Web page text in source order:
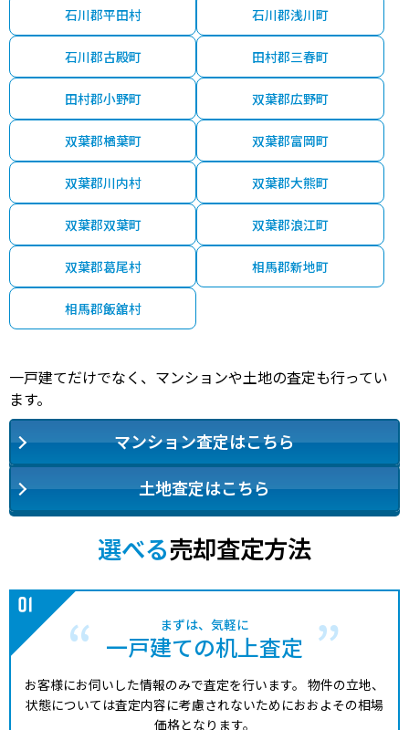
石川郡平田村 石川郡浅川町
石川郡古殿町 田村郡三春町
田村郡小野町 双葉郡広野町
双葉郡楢葉町 双葉郡富岡町
双葉郡川内村 双葉郡大熊町
双葉郡双葉町 双葉郡浪江町
双葉郡葛尾村 相馬郡新地町
相馬郡飯舘村
一戸建てだけでなく、マンションや土地の査定も行ってい
ます。
マンション査定はこちら
土地査定はこちら
選べる売却査定方法
まずは、気軽に
一戸建ての机上査定
お客様にお伺いした情報のみで査定を行います。 物件の立地、
状態については査定内容に考慮されないためにおおよその相場
価格となります。